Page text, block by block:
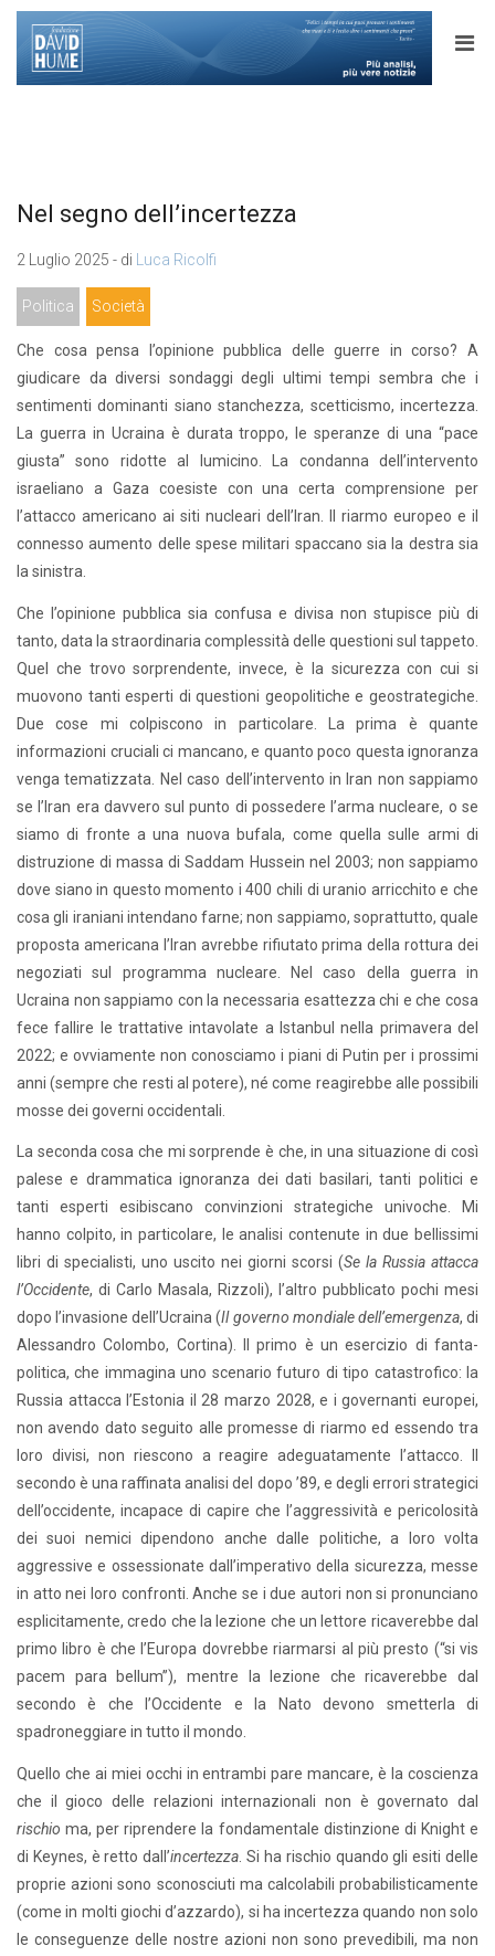
Nel segno dell’incertezza
2 Luglio 2025 - di Luca Ricolfi
Politica Società
Che cosa pensa l’opinione pubblica delle guerre in corso? A
giudicare da diversi sondaggi degli ultimi tempi sembra che i
sentimenti dominanti siano stanchezza, scetticismo, incertezza.
La guerra in Ucraina è durata troppo, le speranze di una “pace
giusta” sono ridotte al lumicino. La condanna dell’intervento
israeliano a Gaza coesiste con una certa comprensione per
l’attacco americano ai siti nucleari dell’Iran. Il riarmo europeo e il
connesso aumento delle spese militari spaccano sia la destra sia
la sinistra.
Che l’opinione pubblica sia confusa e divisa non stupisce più di
tanto, data la straordinaria complessità delle questioni sul tappeto.
Quel che trovo sorprendente, invece, è la sicurezza con cui si
muovono tanti esperti di questioni geopolitiche e geostrategiche.
Due cose mi colpiscono in particolare. La prima è quante
informazioni cruciali ci mancano, e quanto poco questa ignoranza
venga tematizzata. Nel caso dell’intervento in Iran non sappiamo
se l’Iran era davvero sul punto di possedere l’arma nucleare, o se
siamo di fronte a una nuova bufala, come quella sulle armi di
distruzione di massa di Saddam Hussein nel 2003; non sappiamo
dove siano in questo momento i 400 chili di uranio arricchito e che
cosa gli iraniani intendano farne; non sappiamo, soprattutto, quale
proposta americana l’Iran avrebbe rifiutato prima della rottura dei
negoziati sul programma nucleare. Nel caso della guerra in
Ucraina non sappiamo con la necessaria esattezza chi e che cosa
fece fallire le trattative intavolate a Istanbul nella primavera del
2022; e ovviamente non conosciamo i piani di Putin per i prossimi
anni (sempre che resti al potere), né come reagirebbe alle possibili
mosse dei governi occidentali.
La seconda cosa che mi sorprende è che, in una situazione di così
palese e drammatica ignoranza dei dati basilari, tanti politici e
tanti esperti esibiscano convinzioni strategiche univoche. Mi
hanno colpito, in particolare, le analisi contenute in due bellissimi
libri di specialisti, uno uscito nei giorni scorsi (Se la Russia attacca
l’Occidente, di Carlo Masala, Rizzoli), l’altro pubblicato pochi mesi
dopo l’invasione dell’Ucraina (Il governo mondiale dell’emergenza, di
Alessandro Colombo, Cortina). Il primo è un esercizio di fanta-
politica, che immagina uno scenario futuro di tipo catastrofico: la
Russia attacca l’Estonia il 28 marzo 2028, e i governanti europei,
non avendo dato seguito alle promesse di riarmo ed essendo tra
loro divisi, non riescono a reagire adeguatamente l’attacco. Il
secondo è una raffinata analisi del dopo ’89, e degli errori strategici
dell’occidente, incapace di capire che l’aggressività e pericolosità
dei suoi nemici dipendono anche dalle politiche, a loro volta
aggressive e ossessionate dall’imperativo della sicurezza, messe
in atto nei loro confronti. Anche se i due autori non si pronunciano
esplicitamente, credo che la lezione che un lettore ricaverebbe dal
primo libro è che l’Europa dovrebbe riarmarsi al più presto (“si vis
pacem para bellum”), mentre la lezione che ricaverebbe dal
secondo è che l’Occidente e la Nato devono smetterla di
spadroneggiare in tutto il mondo.
Quello che ai miei occhi in entrambi pare mancare, è la coscienza
che il gioco delle relazioni internazionali non è governato dal
rischio ma, per riprendere la fondamentale distinzione di Knight e
di Keynes, è retto dall’incertezza . Si ha rischio quando gli esiti delle
proprie azioni sono sconosciuti ma calcolabili probabilisticamente
(come in molti giochi d’azzardo), si ha incertezza quando non solo
le conseguenze delle nostre azioni non sono prevedibili, ma non